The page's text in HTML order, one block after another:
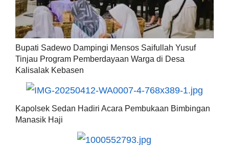
Bupati Sadewo Dampingi Mensos Saifullah Yusuf
Tinjau Program Pemberdayaan Warga di Desa
Kalisalak Kebasen
Kapolsek Sedan Hadiri Acara Pembukaan Bimbingan
Manasik Haji